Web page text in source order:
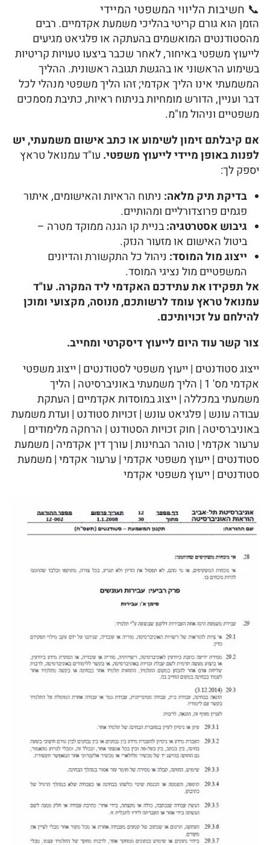
📞 חשיבות הליווי המשפטי המיידי
הזמן הוא גורם קריטי בהליכי משמעת אקדמיים. רבים
מהסטודנטים המואשמים בהעתקה או פלגיאט מגיעים
לייעוץ משפטי באיחור, לאחר שכבר ביצעו טעויות קריטיות
בשימוע הראשוני או בהגשת תגובה ראשונית. ההליך
המשמעתי אינו הליך אקדמי; זהו הליך משפטי מנהלי לכל
דבר ועניין, הדורש מומחיות בניתוח ראיות, כתיבת מסמכים
משפטיים וניהול מו"מ.
אם קיבלתם זימון לשימוע או כתב אישום משמעתי, יש
לפנות באופן מיידי לייעוץ משפטי. עו"ד עמנואל טראץ
יספק לך:
בדיקת תיק מלאה: ניתוח הראיות והאישומים, איתור
פגמים פרוצדורליים ומהותיים.
גיבוש אסטרטגיה:בניית קו הגנה ממוקד מטרה –
ביטול האישום או מזעור הנזק.
ייצוג מול המוסד: ניהול כל התקשורת והדיונים
המשפטיים מול נציגי המוסד.
אל תפקידו את עתידכם האקדמי ליד המקרה. עו"ד
עמנואל טראץ עומד לרשותכם, מנוסה, מקצועי ומוכן
להילחם על זכויותיכם.
צור קשר עוד היום לייעוץ דיסקרטי ומחייב.
ייצוג סטודנטים | ייעוץ משפטי לסטודנטים | ייצוג משפטי
אקדמי מס' 1 | הליך משמעתי באוניברסיטה | הליך
משמעתי במכללה | ייצוג במוסדות אקדמיים | העתקת
עבודה עונש | פלגיאט עונש | זכויות סטודנט | ועדת משמעת
באוניברסיטה | חוק זכויות הסטודנט | הרחקה מלימודים |
ערעור אקדמי | טוהר הבחינות | עורך דין אקדמיה | משמעת
סטודנטים | ייעוץ משפטי אקדמי | ערעור אקדמי | משמעת
סטודנטים | ייעוץ משפטי אקדמי